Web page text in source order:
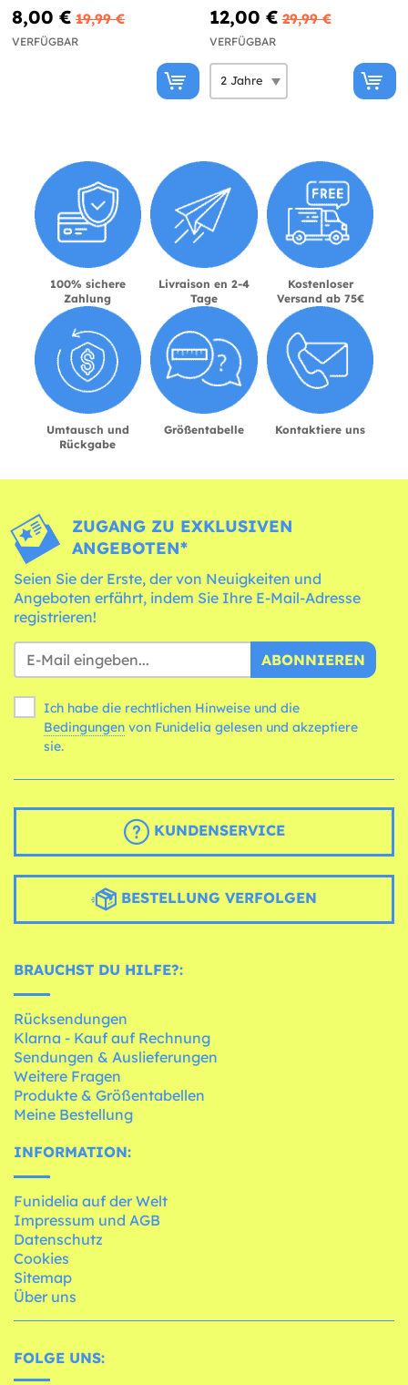
8,00 € 19,99 €
VERFÜGBAR
12,00 € 29,99 €
VERFÜGBAR
100% sichere
Zahlung
Livraison en 2-4
Tage
Kostenloser
Versand ab 75€
Umtausch und
Rückgabe
Größentabelle Kontaktiere uns
ZUGANG ZU EXKLUSIVEN
ANGEBOTEN*
Seien Sie der Erste, der von Neuigkeiten und
Angeboten erfährt, indem Sie Ihre E-Mail-Adresse
registrieren!
ABONNIEREN
Ich habe die rechtlichen Hinweise und die
Bedingungen
sie.
KUNDENSERVICE
BESTELLUNG VERFOLGEN
BRAUCHST DU HILFE?:
Rücksendungen
Klarna - Kauf auf Rechnung
Sendungen & Auslieferungen
Weitere Fragen
Produkte & Größentabellen
Meine Bestellung
INFORMATION:
Funidelia auf der Welt
Impressum und AGB
Datenschutz
Cookies
Sitemap
Über uns
FOLGE UNS: